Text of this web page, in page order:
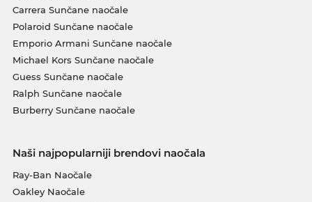
Carrera Sunčane naočale
Polaroid Sunčane naočale
Emporio Armani Sunčane naočale
Michael Kors Sunčane naočale
Guess Sunčane naočale
Ralph Sunčane naočale
Burberry Sunčane naočale
Naši najpopularniji brendovi naočala
Ray-Ban Naočale
Oakley Naočale